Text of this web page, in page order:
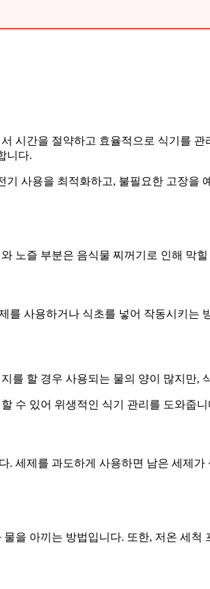
시간을 절약하고 효율적으로 식기를
니다.
사용을 최적화하고, 불필요한 고장
노즐 부분은 음식물 찌꺼기로 인해 막
사용하거나 식초를 넣어 작동시키는
를 할 경우 사용되는 물의 양이 많지만
수 있어 위생적인 식기 관리를 도와줍
세제를 과도하게 사용하면 남은 세제
을 아끼는 방법입니다. 또한, 저온 세척